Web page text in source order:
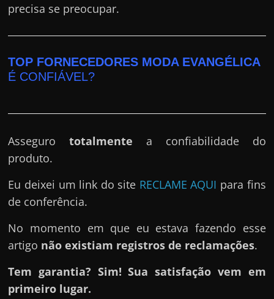
precisa se preocupar.
TOP FORNECEDORES MODA EVANGÉLICA
É CONFIÁVEL?
Assegurototalmente a confiabilidade do
produto.
Eu deixei um link do site RECLAME AQUI para fins
de conferência.
No momento em que eu estava fazendo esse
artigo não existiam registros de reclamações.
Tem garantia? Sim! Sua satisfação vem em
primeiro lugar.